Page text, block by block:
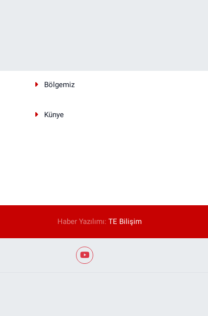
Bölgemiz
Künye
Haber Yazılımı:TE Bilişim